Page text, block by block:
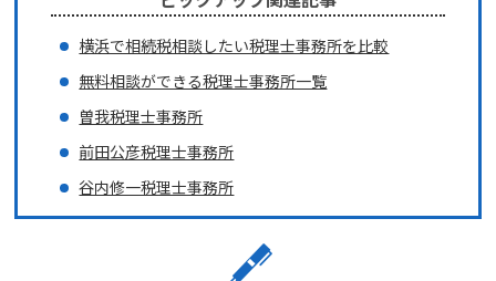
横浜で相続税相談したい税理士事務所を比較
無料相談ができる税理士事務所一覧
曽我税理士事務所
前田公彦税理士事務所
谷内修一税理士事務所